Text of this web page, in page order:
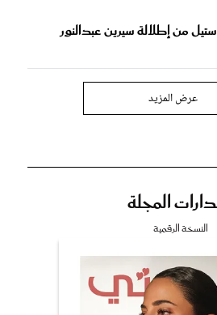
من إطلالة سيرين عبدالنور
عرض المزيد
المجلة
النسخة الرقمية